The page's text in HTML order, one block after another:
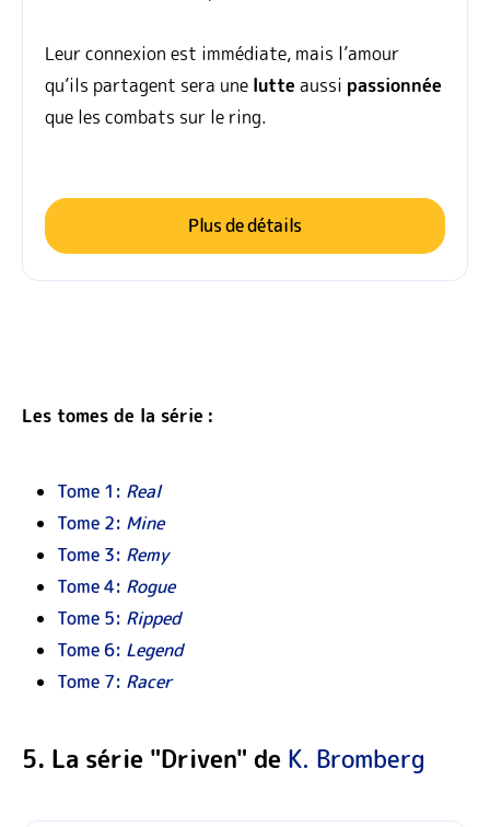
Leur connexion est immédiate, mais l’amour
qu’ils partagent sera une lutte aussi passionnée
que les combats sur le ring.
Plus de détails
Les tomes de la série :
Tome 1: Real
Tome 2: Mine
Tome 3: Remy
Tome 4: Rogue
Tome 5: Ripped
Tome 6: Legend
Tome 7: Racer
5. La série "Driven" de K. Bromberg